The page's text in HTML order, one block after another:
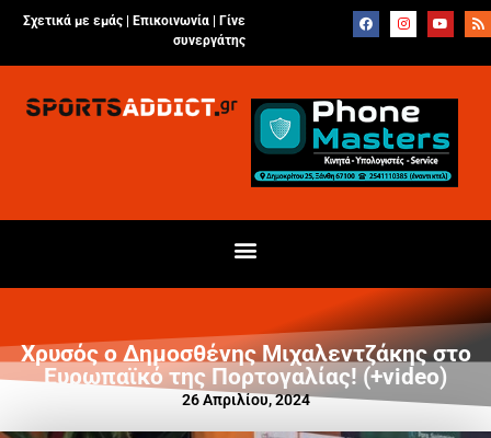
Σχετικά με εμάς | Επικοινωνία
Γίνε
συνεργάτης
Χρυσός ο Δημοσθένης Μιχαλεντζάκης στο
Ευρωπαϊκό της Πορτογαλίας! (+video)
26 Απριλίου, 2024